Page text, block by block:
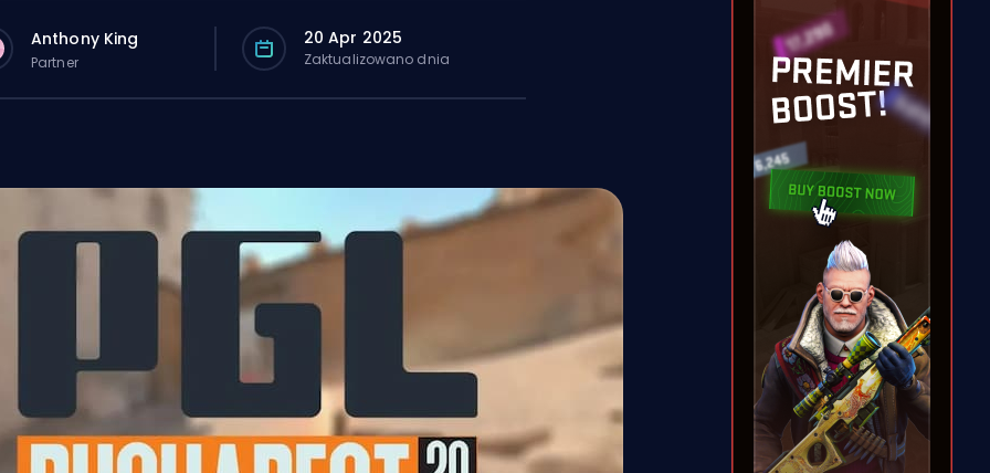
Anthony King
Partner
20 Apr 2025
Zaktualizowano dnia